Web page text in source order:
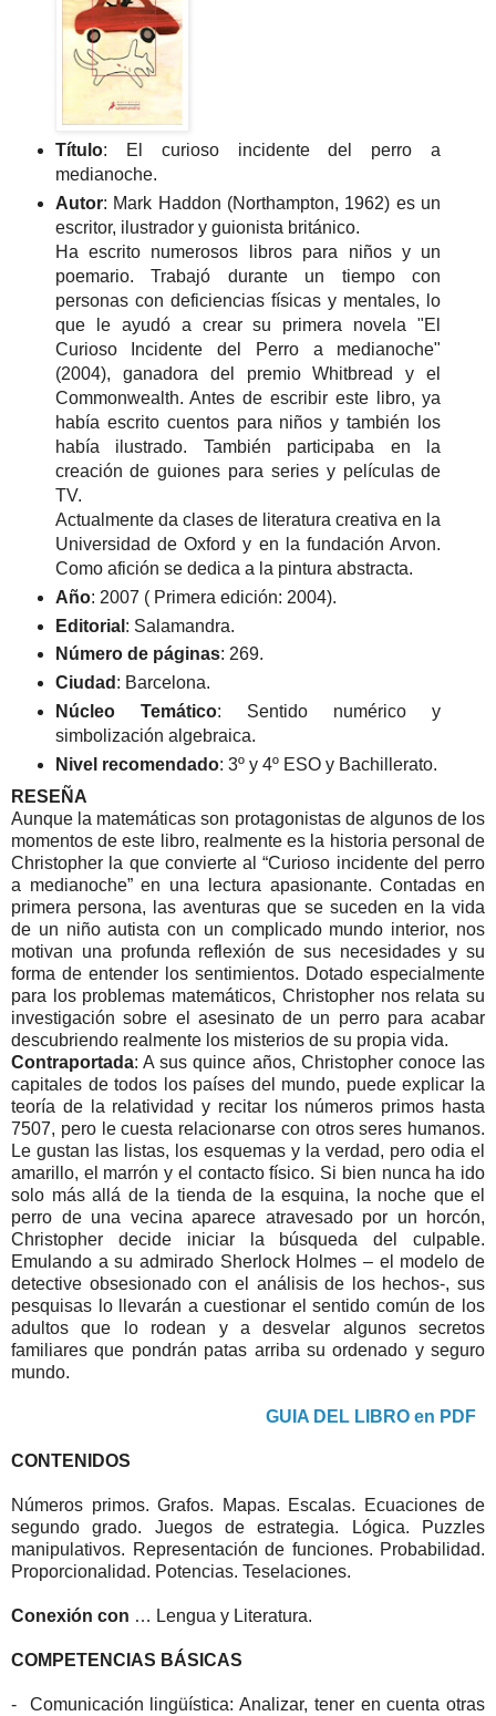
Título: El curioso incidente del perro a
medianoche.
Autor: Mark Haddon (Northampton, 1962) es un
escritor, ilustrador y guionista británico.
Ha escrito numerosos libros para niños y un
poemario. Trabajó durante un tiempo con
personas con deficiencias físicas y mentales, lo
que le ayudó a crear su primera novela "El
Curioso Incidente del Perro a medianoche"
(2004), ganadora del premio Whitbread y el
Commonwealth. Antes de escribir este libro, ya
había escrito cuentos para niños y también los
había ilustrado. También participaba en la
creación de guiones para series y películas de
TV.
Actualmente da clases de literatura creativa en la
Universidad de Oxford y en la fundación Arvon.
Como afición se dedica a la pintura abstracta.
Año: 2007 ( Primera edición: 2004).
Editorial : Salamandra.
Número de páginas: 269.
Ciudad : Barcelona.
Núcleo Temático: Sentido numérico y
simbolización algebraica.
Nivel recomendado: 3º y 4º ESO y Bachillerato.
RESEÑA
Aunque la matemáticas son protagonistas de algunos de los
momentos de este libro, realmente es la historia personal de
Christopher la que convierte al “Curioso incidente del perro
a medianoche” en una lectura apasionante. Contadas en
primera persona, las aventuras que se suceden en la vida
de un niño autista con un complicado mundo interior, nos
motivan una profunda reflexión de sus necesidades y su
forma de entender los sentimientos. Dotado especialmente
para los problemas matemáticos, Christopher nos relata su
investigación sobre el asesinato de un perro para acabar
descubriendo realmente los misterios de su propia vida.
Contraportada: A sus quince años, Christopher conoce las
capitales de todos los países del mundo, puede explicar la
teoría de la relatividad y recitar los números primos hasta
7507, pero le cuesta relacionarse con otros seres humanos.
Le gustan las listas, los esquemas y la verdad, pero odia el
amarillo, el marrón y el contacto físico. Si bien nunca ha ido
solo más allá de la tienda de la esquina, la noche que el
perro de una vecina aparece atravesado por un horcón,
Christopher decide iniciar la búsqueda del culpable.
Emulando a su admirado Sherlock Holmes – el modelo de
detective obsesionado con el análisis de los hechos-, sus
pesquisas lo llevarán a cuestionar el sentido común de los
adultos que lo rodean y a desvelar algunos secretos
familiares que pondrán patas arriba su ordenado y seguro
mundo.
GUIA DEL LIBRO en PDF
CONTENIDOS
Números primos. Grafos. Mapas. Escalas. Ecuaciones de
segundo grado. Juegos de estrategia. Lógica. Puzzles
manipulativos. Representación de funciones. Probabilidad.
Proporcionalidad. Potencias. Teselaciones.
Conexión con … Lengua y Literatura.
COMPETENCIAS BÁSICAS
- Comunicación lingüística: Analizar, tener en cuenta otras